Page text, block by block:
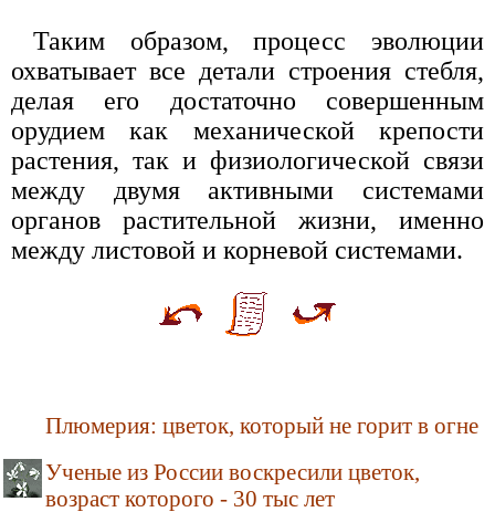
Таким образом, процесс эволюции
охватывает все детали строения стебля,
делая его достаточно совершенным
орудием как механической крепости
растения, так и физиологической связи
между двумя активными системами
органов растительной жизни, именно
между листовой и корневой системами.
Плюмерия: цветок, который не горит в огне
Ученые из России воскресили цветок,
возраст которого - 30 тыс лет